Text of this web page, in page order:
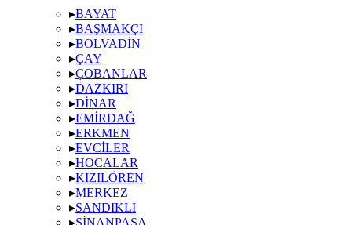
▸BAYAT
▸BAŞMAKÇI
▸BOLVADIN
▸ÇAY
▸ÇOBANLAR
▸DAZKIRI
▸DINAR
▸EMIRDAĞ
▸ERKMEN
▸EVCILER
▸HOCALAR
▸KIZILÖREN
▸MERKEZ
▸SANDIKLI
▸SINANPAŞA